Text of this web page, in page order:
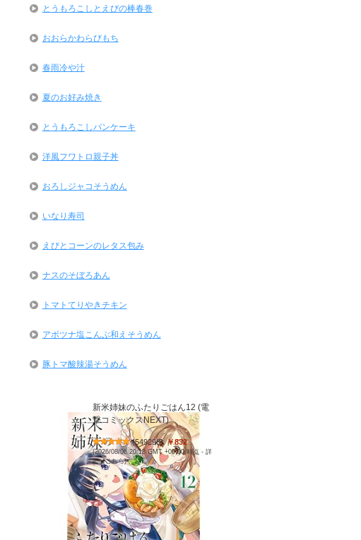
とうもろこしとえびの棒春巻
おおらかわらびもち
春雨冷や汁
夏のお好み焼き
とうもろこしパンケーキ
洋風フワトロ親子丼
おろしジャコそうめん
いなり寿司
えびとコーンのレタス包み
ナスのそぼろあん
トマトてりやきチキン
アボツナ塩こんぶ和えそうめん
豚トマ酸辣湯そうめん
新米姉妹のふたりごはん12 (電
撃コミックスNEXT)
(549298) ￥832
(2026/08/06 20:18 GMT +09:00 時点 -詳
細はこちら)